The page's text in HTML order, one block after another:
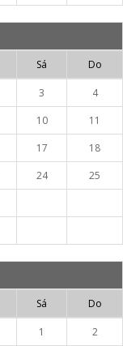
Sá Do
3
4
10
11
17
18
24
25
Sá Do
1
2